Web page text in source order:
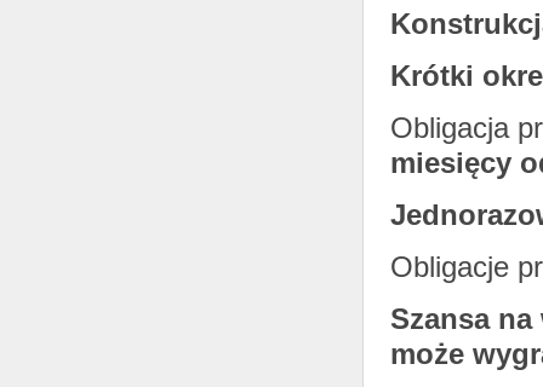
Krótki
Obligacja
miesięcy
Obligacje
Szansa
może